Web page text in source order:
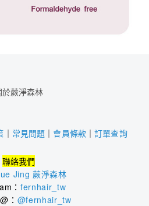
於蕨淨森林
｜ 常見問題 ｜ 會員條款 ｜訂單查詢
聯絡我們
Jing 蕨淨森林
：fernhair_tw
： @fernhair_tw